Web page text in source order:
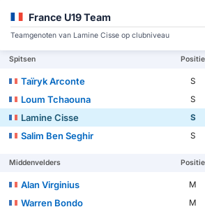
France U19 Team
Teamgenoten van Lamine Cisse op clubniveau
Spitsen Positie
Taïryk Arconte S
Loum Tchaouna
S
Lamine Cisse
S
Salim Ben Seghir
S
Middenvelders Positie
Alan Virginius M
Warren Bondo
M